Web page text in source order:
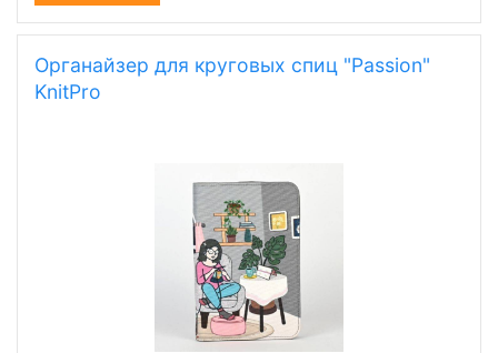
Органайзер для круговых спиц "Passion"
KnitPro